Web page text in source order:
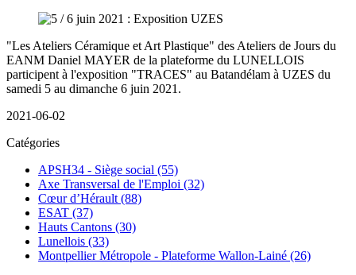
"Les Ateliers Céramique et Art Plastique" des Ateliers de Jours du
EANM Daniel MAYER de la plateforme du LUNELLOIS
participent à l'exposition "TRACES" au Batandélam à UZES du
samedi 5 au dimanche 6 juin 2021.
2021-06-02
Catégories
APSH34 - Siège social (55)
Axe Transversal de l'Emploi (32)
Cœur d’Hérault (88)
ESAT (37)
Hauts Cantons (30)
Lunellois (33)
Montpellier Métropole - Plateforme Wallon-Lainé (26)